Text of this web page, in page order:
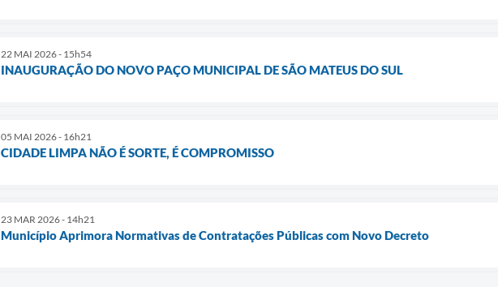
22 MAI 2026 - 15h54
INAUGURAÇÃO DO NOVO PAÇO MUNICIPAL DE SÃO MATEUS DO SUL
05 MAI 2026 - 16h21
CIDADE LIMPA NÃO É SORTE, É COMPROMISSO
23 MAR 2026 - 14h21
Município Aprimora Normativas de Contratações Públicas com Novo Decreto